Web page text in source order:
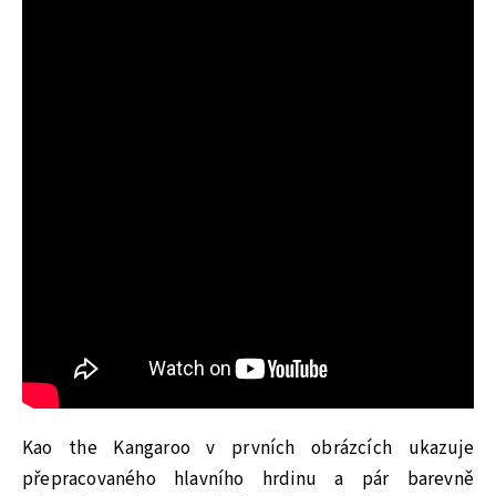
Kao the Kangaroo v prvních obrázcích ukazuje
přepracovaného hlavního hrdinu a pár barevně